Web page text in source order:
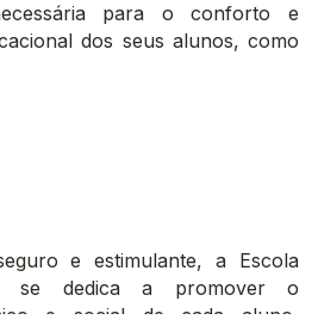
para o conforto e
dos seus alunos, como
e estimulante, a Escola
se dedica a promover o
e social de cada aluno,